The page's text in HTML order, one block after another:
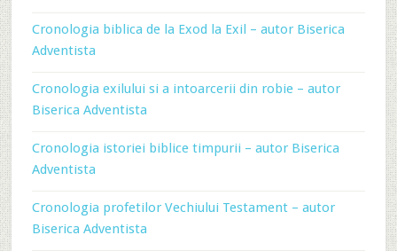
Cronologia biblica de la Exod la Exil – autor Biserica
Adventista
Cronologia exilului si a intoarcerii din robie – autor
Biserica Adventista
Cronologia istoriei biblice timpurii – autor Biserica
Adventista
Cronologia profetilor Vechiului Testament – autor
Biserica Adventista